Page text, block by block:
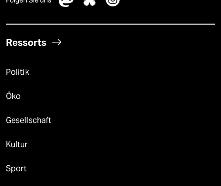
Ressorts
Politik
Öko
Gesellschaft
Kultur
Sport